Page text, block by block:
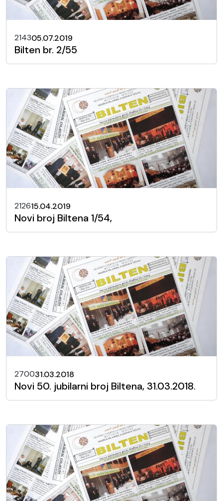
214305.07.2019
Bilten br. 2/55
212615.04.2019
Novi broj Biltena 1/54,
270031.03.2018
Novi 50. jubilarni broj Biltena, 31.03.2018.